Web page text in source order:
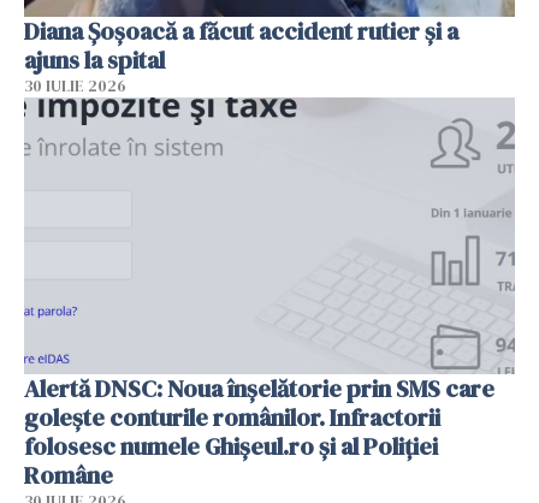
Diana Șoșoacă a făcut accident rutier și a
ajuns la spital
30 IULIE 2026
Alertă DNSC: Noua înșelătorie prin SMS care
golește conturile românilor. Infractorii
folosesc numele Ghișeul.ro și al Poliției
Române